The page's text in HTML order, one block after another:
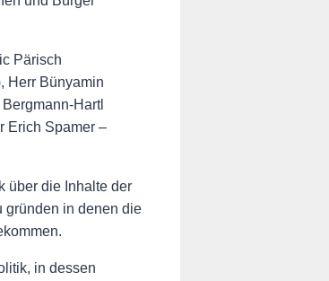
Pärisch
Herr Bünyamin
Hartl
Erich Spamer –
über die Inhalte der
gründen in denen die
in dessen